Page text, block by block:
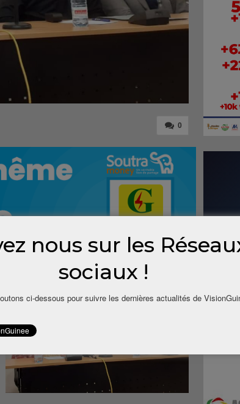
0
nous sur les
sociaux !
ci-dessous pour suivre les dernières actualités de